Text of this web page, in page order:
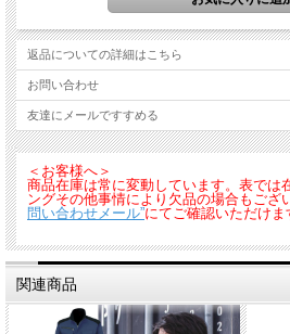
■素材：裏綿トロピカル
（ポリエステル８５％・綿１５％）
返品についての詳細はこちら
お問い合わせ
友達にメールですすめる
＜お客様へ＞
商品在庫は常に変動しています。表では
ングその他事情により欠品の場合もござ
問い合わせメール”にてご確認いただけま
関連商品